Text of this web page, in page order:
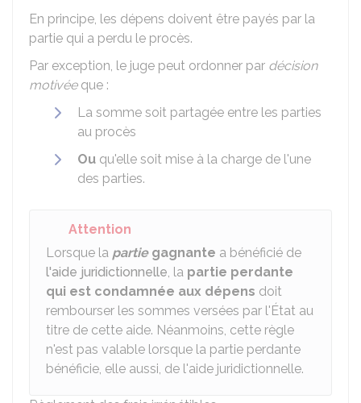
En principe, les dépens doivent être payés par la
partie qui a perdu le procès.
Par exception, le juge peut ordonner par décision
motivéeque :
La somme soit partagée entre les parties
au procès
Ou qu'elle soit mise à la charge de l'une
des parties.
Attention
Lorsque la partiegagnante a bénéficié de
l'aide juridictionnelle, la partie perdante
qui est condamnée aux dépens doit
rembourser les sommes versées par l'État au
titre de cette aide. Néanmoins, cette règle
n'est pas valable lorsque la partie perdante
bénéficie, elle aussi, de l'aide juridictionnelle.